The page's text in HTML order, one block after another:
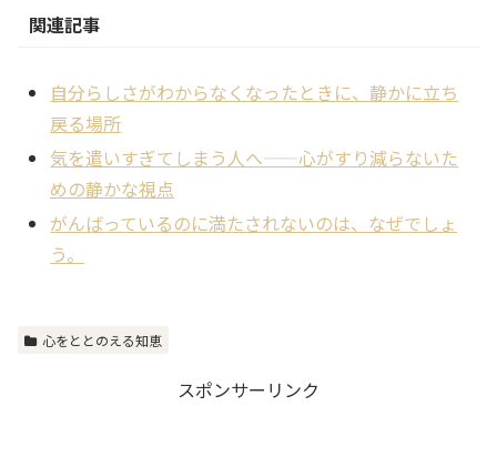
関連記事
自分らしさがわからなくなったときに、静かに立ち
戻る場所
気を遣いすぎてしまう人へ——心がすり減らないた
めの静かな視点
がんばっているのに満たされないのは、なぜでしょ
う。
心をととのえる知恵
スポンサーリンク